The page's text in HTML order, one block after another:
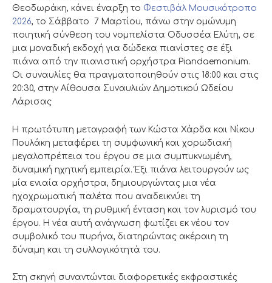
Θεοδωράκη, κάνει έναρξη το Φεστιβάλ Μουσικότροπο
2026, το Σάββατο 7 Μαρτίου, πάνω στην ομώνυμη
ποιητική σύνθεση του νομπελίστα Οδυσσέα Ελύτη, σε
μια μοναδική εκδοχή για δώδεκα πιανίστες σε έξι
πιάνα από την πιανιστική ορχήστρα Piandaemonium.
Οι συναυλίες θα πραγματοποιηθούν στις 18:00 και στις
20:30, στην Αίθουσα Συναυλιών Δημοτικού Ωδείου
Λάρισας
Η πρωτότυπη μεταγραφή των Κώστα Χάρδα και Νίκου
Πουλάκη μεταφέρει τη συμφωνική και χορωδιακή
μεγαλοπρέπεια του έργου σε μια συμπυκνωμένη,
δυναμική ηχητική εμπειρία. Έξι πιάνα λειτουργούν ως
μία ενιαία ορχήστρα, δημιουργώντας μια νέα
ηχοχρωματική παλέτα που αναδεικνύει τη
δραματουργία, τη ρυθμική ένταση και τον λυρισμό του
έργου. Η νέα αυτή ανάγνωση φωτίζει εκ νέου τον
συμβολικό του πυρήνα, διατηρώντας ακέραιη τη
δύναμη και τη συλλογικότητά του.
Στη σκηνή συναντώνται διαφορετικές εκφραστικές